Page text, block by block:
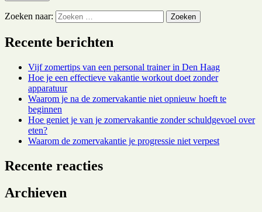
Zoeken naar:
Recente berichten
Vijf zomertips van een personal trainer in Den Haag
Hoe je een effectieve vakantie workout doet zonder
apparatuur
Waarom je na de zomervakantie niet opnieuw hoeft te
beginnen
Hoe geniet je van je zomervakantie zonder schuldgevoel over
eten?
Waarom de zomervakantie je progressie niet verpest
Recente reacties
Archieven